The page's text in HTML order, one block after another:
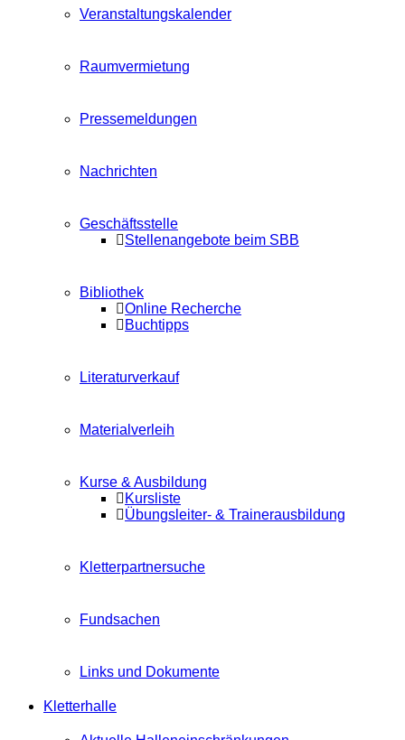
Veranstaltungskalender
Raumvermietung
Pressemeldungen
Nachrichten
Geschäftsstelle
Stellenangebote beim SBB
Bibliothek
Online Recherche
Buchtipps
Literaturverkauf
Materialverleih
Kurse & Ausbildung
Kursliste
Übungsleiter- & Trainerausbildung
Kletterpartnersuche
Fundsachen
Links und Dokumente
Kletterhalle